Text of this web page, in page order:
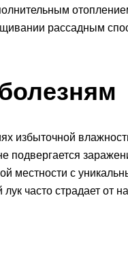
рассадным
избыточной
подвергается
местности с
часто страдает от